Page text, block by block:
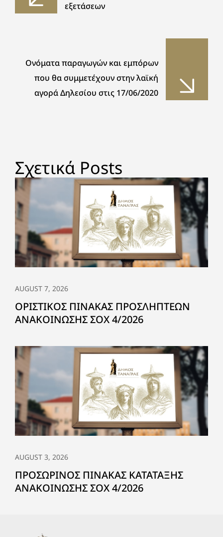
εξετάσεων
Ονόματα παραγωγών και εμπόρων
που θα συμμετέχουν στην λαϊκή
αγορά Δηλεσίου στις 17/06/2020
Σχετικά Posts
AUGUST 7, 2026
ΟΡΙΣΤΙΚΟΣ ΠΙΝΑΚΑΣ ΠΡΟΣΛΗΠΤΕΩΝ
ΑΝΑΚΟΙΝΩΣΗΣ ΣΟΧ 4/2026
AUGUST 3, 2026
ΠΡΟΣΩΡΙΝΟΣ ΠΙΝΑΚΑΣ ΚΑΤΑΤΑΞΗΣ
ΑΝΑΚΟΙΝΩΣΗΣ ΣΟΧ 4/2026